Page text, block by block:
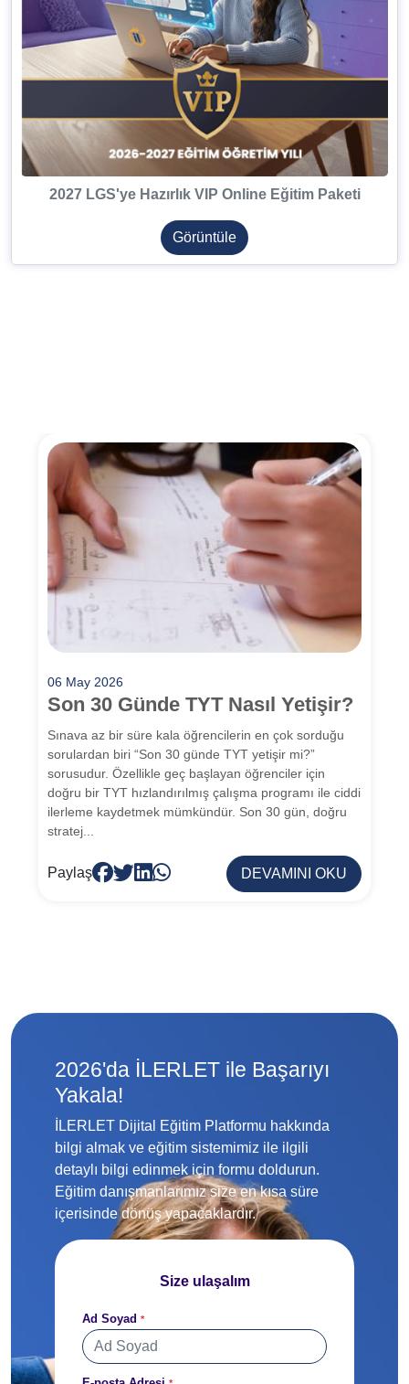
2027 LGS'ye Hazırlık VIP Online Eğitim Paketi
Görüntüle
06 May 2026
Son 30 Günde TYT Nasıl Yetişir?
Sınava az bir süre kala öğrencilerin en çok sorduğu
sorulardan biri “Son 30 günde TYT yetişir mi?”
sorusudur. Özellikle geç başlayan öğrenciler için
doğru bir TYT hızlandırılmış çalışma programı ile ciddi
ilerleme kaydetmek mümkündür. Son 30 gün, doğru
stratej...
Paylaş DEVAMINI OKU
2026'da İLERLET ile Başarıyı
Yakala!
İLERLET Dijital Eğitim Platformu hakkında
bilgi almak ve eğitim sistemimiz ile ilgili
detaylı bilgi edinmek için formu doldurun.
Eğitim danışmanlarımız size en kısa süre
içerisinde dönüş yapacaklardır.
Size ulaşalım
Ad Soyad *